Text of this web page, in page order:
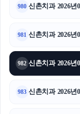
980 신촌치과 2026년
981 신촌치과 2026년
982 신촌치과 2026년
983 신촌치과 2026년